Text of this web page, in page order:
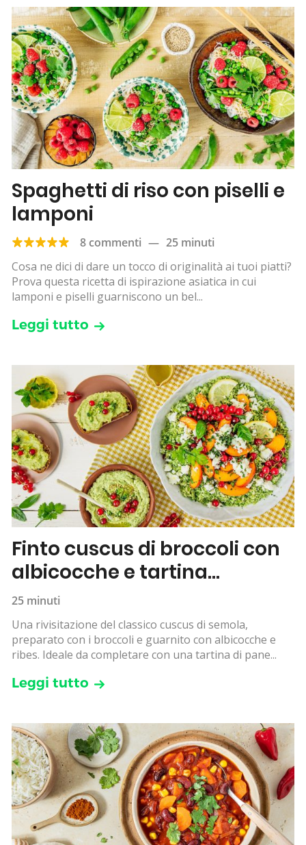
Spaghetti di riso con piselli e
lamponi
8 commenti — 25 minuti
Cosa ne dici di dare un tocco di originalità ai tuoi piatti?
Prova questa ricetta di ispirazione asiatica in cui
lamponi e piselli guarniscono un bel...
Leggi tutto
Finto cuscus di broccoli con
albicocche e tartina
all’hummus
25 minuti
Una rivisitazione del classico cuscus di semola,
preparato con i broccoli e guarnito con albicocche e
ribes. Ideale da completare con una tartina di pane...
Leggi tutto